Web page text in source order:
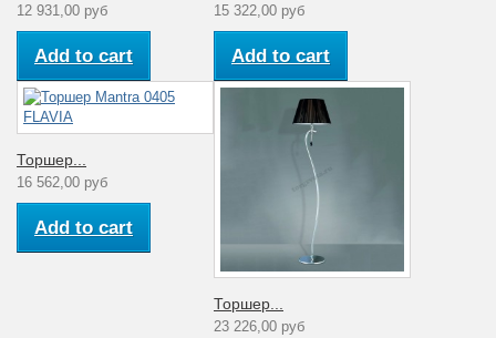
12 931,00 руб
Add to cart
15 322,00 руб
Add to cart
Торшер...
16 562,00 руб
Add to cart
Торшер...
23 226,00 руб